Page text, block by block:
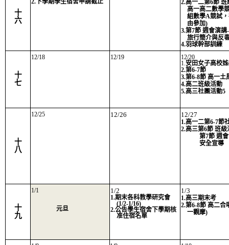
十
六
2.下學期學生宿舍申請截止
2.高一二第6節
高一高二數學
組數學A競試
由參加)
3.第7節 週會演
旅行簡介與反
4.羽球幹部訓練
十
七
12/18 12/19
12/20
1.安田女子高校
2.第6-7節
3.第6-8節 高一土
4.高二班級活動
5.高三社團活動5
十
八
12/25 12/26 12/27
1.高一二第6-7節
2.高三第6節 班級
第7節 週
安全宣導
十
九
1/1
元旦
1/2
1.期末各科教學研究會
(1/2-1/16)
2.公告學生宿舍下學期核
准住宿名單
1/3
1.高三期末考
2.第6-8節 高二合
一觀摩)